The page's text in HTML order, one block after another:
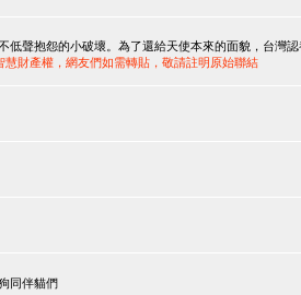
聲抱怨的小破壞。為了還給天使本來的面貌，台灣
慧財產權，網友們如需轉貼，敬請註明原始聯結
同伴貓們